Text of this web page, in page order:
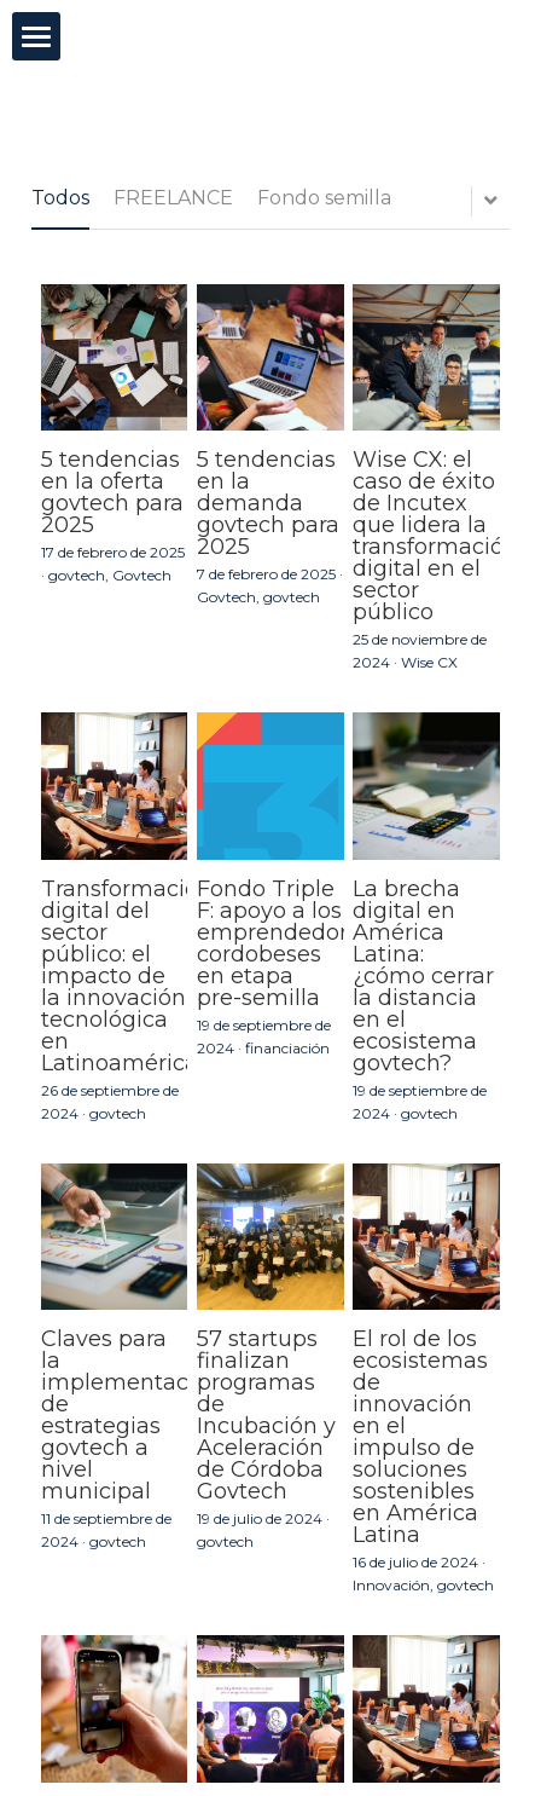
Mentorías
Blog
Test de agilidad
Buscar
Todos FREELANCE Fondo semilla
5 tendencias
en la oferta
govtech para
2025
17 de febrero de 2025
· govtech, Govtech
5 tendencias
en la
demanda
govtech para
2025
7 de febrero de 2025 ·
Govtech, govtech
Wise CX: el
caso de éxito
de Incutex
que lidera la
transformación
digital en el
sector
público
25 de noviembre de
2024 ·Wise CX
Transformación
digital del
sector
público: el
impacto de
la innovación
tecnológica
en
Latinoamérica
26 de septiembre de
2024 · govtech
Fondo Triple
F: apoyo a los
emprendedores
cordobeses
en etapa
pre-semilla
19 de septiembre de
2024 ·financiación
La brecha
digital en
América
Latina:
¿cómo cerrar
la distancia
en el
ecosistema
govtech?
19 de septiembre de
2024 ·govtech
Claves para
la
implementación
de
estrategias
govtech a
nivel
municipal
11 de septiembre de
2024 · govtech
57 startups
finalizan
programas
de
Incubación y
Aceleración
de Córdoba
Govtech
19 de julio de 2024 ·
govtech
El rol de los
ecosistemas
de
innovación
en el
impulso de
soluciones
sostenibles
en América
Latina
16 de julio de 2024 ·
Innovación, govtech